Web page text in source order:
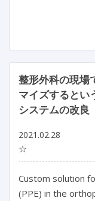
整形外科の現場
マイズすると
システムの改良
2021.02.28
☆
Custom solution
(PPE) in the